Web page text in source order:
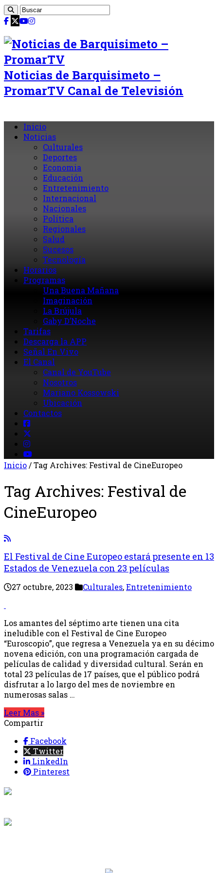
Noticias de Barquisimeto –
PromarTV Canal de Televisión
Inicio
Noticias
Culturales
Deportes
Economia
Educación
Entretenimiento
Internacional
Nacionales
Política
Regionales
Salud
Sucesos
Tecnología
Horarios
Programas
Una Buena Mañana
Imaginación
La Brújula
Gaby D’Noche
Tarifas
Descarga la APP
Señal En Vivo
El Canal
Canal de YouTube
Nosotros
Mariano Kossowski
Ubicación
Contactos
Inicio/Tag Archives: Festival de CineEuropeo
Tag Archives: Festival de
CineEuropeo
El Festival de Cine Europeo estará presente en 13
Estados de Venezuela con 23 películas
27 octubre, 2023 Culturales,Entretenimiento
Los amantes del séptimo arte tienen una cita
ineludible con el Festival de Cine Europeo
“Euroscopio”, que regresa a Venezuela ya en su décimo
novena edición, con una programación cargada de
películas de calidad y diversidad cultural. Serán en
total 23 películas de 17 países, que el público podrá
disfrutar a lo largo del mes de noviembre en
numerosas salas …
Leer Mas »
Compartir
Facebook
Twitter
LinkedIn
Pinterest